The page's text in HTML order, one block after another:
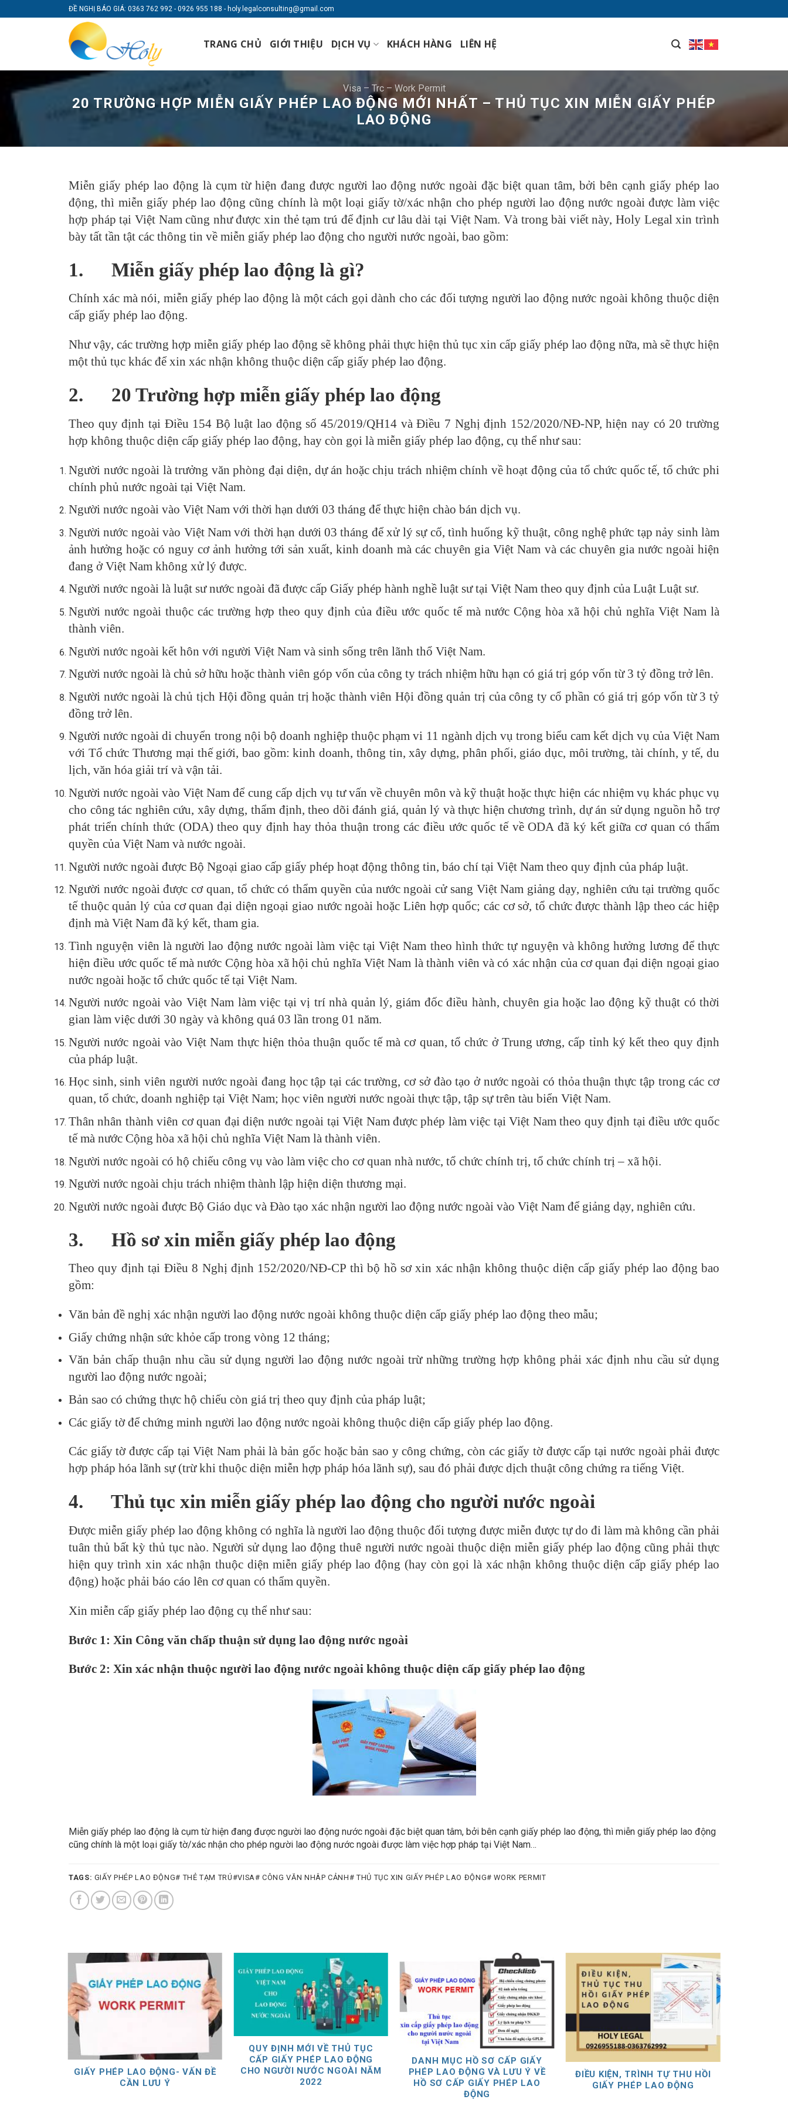
to
ĐỀ NGHỊ BÁO GIÁ: 0363 762 992 - 0926 955 188 - holy.legalconsulting@gmail.com
TRANG CHỦ GIỚI THIỆU DỊCH VỤ KHÁCH HÀNG LIÊN HỆ
Visa – Trc – Work Permit
20 TRƯỜNG HỢP MIỄN GIẤY PHÉP LAO ĐỘNG MỚI NHẤT – THỦ TỤC XIN MIỄN GIẤY PHÉP
LAO ĐỘNG
Miễn giấy phép lao động là cụm từ hiện đang được người lao động nước ngoài đặc biệt quan tâm, bởi bên cạnh giấy phép lao
động, thì miễn giấy phép lao động cũng chính là một loại giấy tờ/xác nhận cho phép người lao động nước ngoài được làm việc
hợp pháp tại Việt Nam cũng như được xin thẻ tạm trú để định cư lâu dài tại Việt Nam. Và trong bài viết này, Holy Legal xin trình
bày tất tần tật các thông tin về miễn giấy phép lao động cho người nước ngoài, bao gồm:
1. Miễn giấy phép lao động là gì?
Chính xác mà nói, miễn giấy phép lao động là một cách gọi dành cho các đối tượng người lao động nước ngoài không thuộc diện
cấp giấy phép lao động.
Như vậy, các trường hợp miễn giấy phép lao động sẽ không phải thực hiện thủ tục xin cấp giấy phép lao động nữa, mà sẽ thực hiện
một thủ tục khác để xin xác nhận không thuộc diện cấp giấy phép lao động.
2. 20 Trường hợp miễn giấy phép lao động
Theo quy định tại Điều 154 Bộ luật lao động số 45/2019/QH14 và Điều 7 Nghị định 152/2020/NĐ-NP, hiện nay có 20 trường
hợp không thuộc diện cấp giấy phép lao động, hay còn gọi là miễn giấy phép lao động, cụ thể như sau:
Người nước ngoài là trưởng văn phòng đại diện, dự án hoặc chịu trách nhiệm chính về hoạt động của tổ chức quốc tế, tổ chức phi
chính phủ nước ngoài tại Việt Nam.
Người nước ngoài vào Việt Nam với thời hạn dưới 03 tháng để thực hiện chào bán dịch vụ.
Người nước ngoài vào Việt Nam với thời hạn dưới 03 tháng để xử lý sự cố, tình huống kỹ thuật, công nghệ phức tạp nảy sinh làm
ảnh hưởng hoặc có nguy cơ ảnh hưởng tới sản xuất, kinh doanh mà các chuyên gia Việt Nam và các chuyên gia nước ngoài hiện
đang ở Việt Nam không xử lý được.
Người nước ngoài là luật sư nước ngoài đã được cấp Giấy phép hành nghề luật sư tại Việt Nam theo quy định của Luật Luật sư.
Người nước ngoài thuộc các trường hợp theo quy định của điều ước quốc tế mà nước Cộng hòa xã hội chủ nghĩa Việt Nam là
thành viên.
Người nước ngoài kết hôn với người Việt Nam và sinh sống trên lãnh thổ Việt Nam.
Người nước ngoài là chủ sở hữu hoặc thành viên góp vốn của công ty trách nhiệm hữu hạn có giá trị góp vốn từ 3 tỷ đồng trở lên.
Người nước ngoài là chủ tịch Hội đồng quản trị hoặc thành viên Hội đồng quản trị của công ty cổ phần có giá trị góp vốn từ 3 tỷ
đồng trở lên.
Người nước ngoài di chuyển trong nội bộ doanh nghiệp thuộc phạm vi 11 ngành dịch vụ trong biểu cam kết dịch vụ của Việt Nam
với Tổ chức Thương mại thế giới, bao gồm: kinh doanh, thông tin, xây dựng, phân phối, giáo dục, môi trường, tài chính, y tế, du
lịch, văn hóa giải trí và vận tải.
Người nước ngoài vào Việt Nam để cung cấp dịch vụ tư vấn về chuyên môn và kỹ thuật hoặc thực hiện các nhiệm vụ khác phục vụ
cho công tác nghiên cứu, xây dựng, thẩm định, theo dõi đánh giá, quản lý và thực hiện chương trình, dự án sử dụng nguồn hỗ trợ
phát triển chính thức (ODA) theo quy định hay thỏa thuận trong các điều ước quốc tế về ODA đã ký kết giữa cơ quan có thẩm
quyền của Việt Nam và nước ngoài.
Người nước ngoài được Bộ Ngoại giao cấp giấy phép hoạt động thông tin, báo chí tại Việt Nam theo quy định của pháp luật.
Người nước ngoài được cơ quan, tổ chức có thẩm quyền của nước ngoài cử sang Việt Nam giảng dạy, nghiên cứu tại trường quốc
tế thuộc quản lý của cơ quan đại diện ngoại giao nước ngoài hoặc Liên hợp quốc; các cơ sở, tổ chức được thành lập theo các hiệp
định mà Việt Nam đã ký kết, tham gia.
Tình nguyện viên là người lao động nước ngoài làm việc tại Việt Nam theo hình thức tự nguyện và không hưởng lương để thực
hiện điều ước quốc tế mà nước Cộng hòa xã hội chủ nghĩa Việt Nam là thành viên và có xác nhận của cơ quan đại diện ngoại giao
nước ngoài hoặc tổ chức quốc tế tại Việt Nam.
Người nước ngoài vào Việt Nam làm việc tại vị trí nhà quản lý, giám đốc điều hành, chuyên gia hoặc lao động kỹ thuật có thời
gian làm việc dưới 30 ngày và không quá 03 lần trong 01 năm.
Người nước ngoài vào Việt Nam thực hiện thỏa thuận quốc tế mà cơ quan, tổ chức ở Trung ương, cấp tỉnh ký kết theo quy định
của pháp luật.
Học sinh, sinh viên người nước ngoài đang học tập tại các trường, cơ sở đào tạo ở nước ngoài có thỏa thuận thực tập trong các cơ
quan, tổ chức, doanh nghiệp tại Việt Nam; học viên người nước ngoài thực tập, tập sự trên tàu biển Việt Nam.
Thân nhân thành viên cơ quan đại diện nước ngoài tại Việt Nam được phép làm việc tại Việt Nam theo quy định tại điều ước quốc
tế mà nước Cộng hòa xã hội chủ nghĩa Việt Nam là thành viên.
Người nước ngoài có hộ chiếu công vụ vào làm việc cho cơ quan nhà nước, tổ chức chính trị, tổ chức chính trị – xã hội.
Người nước ngoài chịu trách nhiệm thành lập hiện diện thương mại.
Người nước ngoài được Bộ Giáo dục và Đào tạo xác nhận người lao động nước ngoài vào Việt Nam để giảng dạy, nghiên cứu.
3. Hồ sơ xin miễn giấy phép lao động
Theo quy định tại Điều 8 Nghị định 152/2020/NĐ-CP thì bộ hồ sơ xin xác nhận không thuộc diện cấp giấy phép lao động bao
gồm:
Văn bản đề nghị xác nhận người lao động nước ngoài không thuộc diện cấp giấy phép lao động theo mẫu;
Giấy chứng nhận sức khỏe cấp trong vòng 12 tháng;
Văn bản chấp thuận nhu cầu sử dụng người lao động nước ngoài trừ những trường hợp không phải xác định nhu cầu sử dụng
người lao động nước ngoài;
Bản sao có chứng thực hộ chiếu còn giá trị theo quy định của pháp luật;
Các giấy tờ để chứng minh người lao động nước ngoài không thuộc diện cấp giấy phép lao động.
Các giấy tờ được cấp tại Việt Nam phải là bản gốc hoặc bản sao y công chứng, còn các giấy tờ được cấp tại nước ngoài phải được
hợp pháp hóa lãnh sự (trừ khi thuộc diện miễn hợp pháp hóa lãnh sự), sau đó phải được dịch thuật công chứng ra tiếng Việt.
4. Thủ tục xin miễn giấy phép lao động cho người nước ngoài
Được miễn giấy phép lao động không có nghĩa là người lao động thuộc đối tượng được miễn được tự do đi làm mà không cần phải
tuân thủ bất kỳ thủ tục nào. Người sử dụng lao động thuê người nước ngoài thuộc diện miễn giấy phép lao động cũng phải thực
hiện quy trình xin xác nhận thuộc diện miễn giấy phép lao động (hay còn gọi là xác nhận không thuộc diện cấp giấy phép lao
động) hoặc phải báo cáo lên cơ quan có thẩm quyền.
Xin miễn cấp giấy phép lao động cụ thể như sau:
Bước 1: Xin Công văn chấp thuận sử dụng lao động nước ngoài
Bước 2: Xin xác nhận thuộc người lao động nước ngoài không thuộc diện cấp giấy phép lao động
Miễn giấy phép lao động là cụm từ hiện đang được người lao động nước ngoài đặc biệt quan tâm, bởi bên cạnh giấy phép lao động, thì miễn giấy phép lao động
cũng chính là một loại giấy tờ/xác nhận cho phép người lao động nước ngoài được làm việc hợp pháp tại Việt Nam…
TAGS: GIẤY PHÉP LAO ĐỘNG# THẺ TẠM TRÚ#VISA# CÔNG VĂN NHÂP CẢNH# THỦ TỤC XIN GIẤY PHÉP LAO ĐỘNG# WORK PERMIT
GIẤY PHÉP LAO ĐỘNG- VẤN ĐỀ
CẦN LƯU Ý
QUY ĐỊNH MỚI VỀ THỦ TỤC
CẤP GIẤY PHÉP LAO ĐỘNG
CHO NGƯỜI NƯỚC NGOÀI NĂM
2022
DANH MỤC HỒ SƠ CẤP GIẤY
PHÉP LAO ĐỘNG VÀ LƯU Ý VỀ
HỒ SƠ CẤP GIẤY PHÉP LAO
ĐỘNG
ĐIỀU KIỆN, TRÌNH TỰ THU HỒI
GIẤY PHÉP LAO ĐỘNG